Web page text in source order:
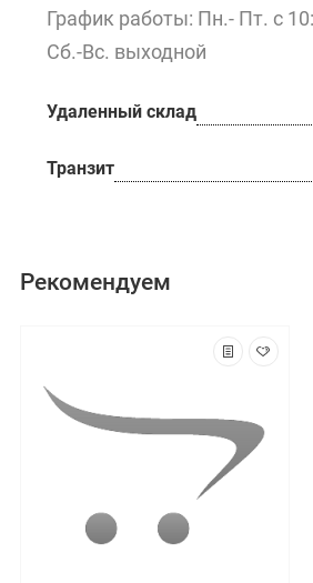
График работы: Пн.- Пт. с
Сб.-Вс. выходной
Удаленный склад
Транзит
Рекомендуем